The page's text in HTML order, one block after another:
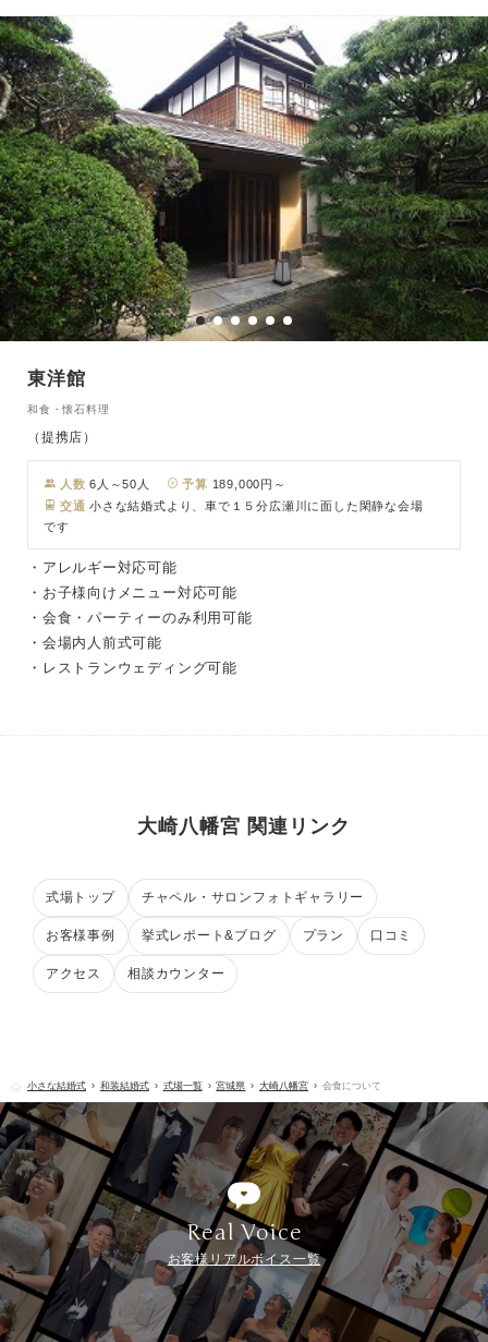
東洋館
和食・懐石料理
（提携店）
人数 6人～50人 予算 189,000円～
交通 小さな結婚式より、車で１５分広瀬川に面した閑静な会場
です
・アレルギー対応可能
・お子様向けメニュー対応可能
・会食・パーティーのみ利用可能
・会場内人前式可能
・レストランウェディング可能
大崎八幡宮 関連リンク
式場トップ チャペル・サロンフォトギャラリー
お客様事例 挙式レポート&ブログ プラン 口コミ
アクセス 相談カウンター
小さな結婚式 和装結婚式 式場一覧 宮城県 大崎八幡宮 会食について
Real Voice
お客様リアルボイス一覧